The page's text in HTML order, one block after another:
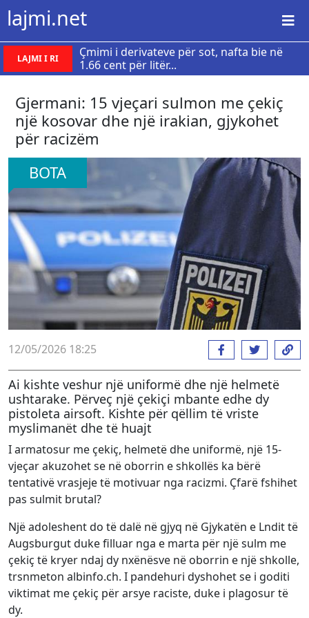
lajmi.net
LAJMI I RI
Çmimi i derivateve për sot, nafta bie në
1.66 cent për litër...
Gjermani: 15 vjeçari sulmon me çekiç
një kosovar dhe një irakian, gjykohet
për racizëm
BOTA
12/05/2026 18:25
Ai kishte veshur një uniformë dhe një helmetë
ushtarake. Përveç një çekiçi mbante edhe dy
pistoleta airsoft. Kishte për qëllim të vriste
myslimanët dhe të huajt
I armatosur me çekiç, helmetë dhe uniformë, një 15-
vjeçar akuzohet se në oborrin e shkollës ka bërë
tentativë vrasjeje të motivuar nga racizmi. Çfarë fshihet
pas sulmit brutal?
Një adoleshent do të dalë në gjyq në Gjykatën e Lndit të
Augsburgut duke filluar nga e marta për një sulm me
çekiç të kryer ndaj dy nxënësve në oborrin e një shkolle,
trsnmeton albinfo.ch. I pandehuri dyshohet se i goditi
viktimat me çekiç për arsye raciste, duke i plagosur të
dy.